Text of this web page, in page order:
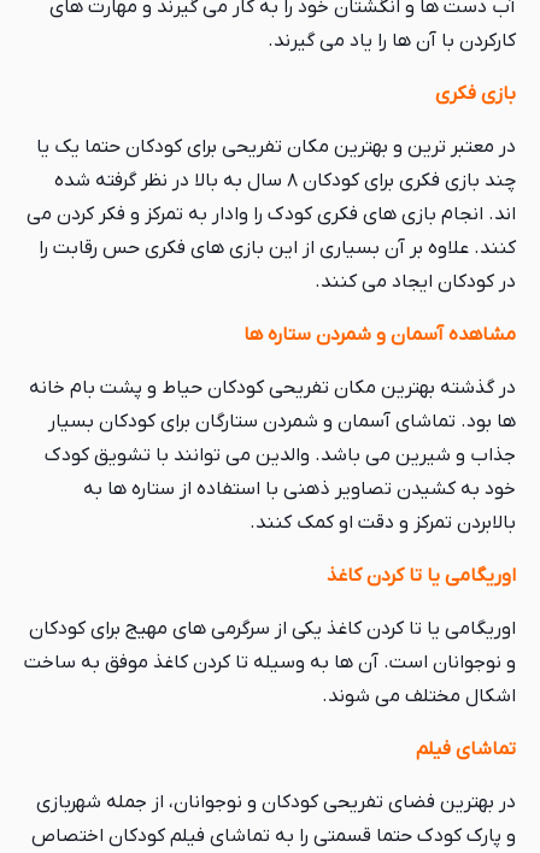
آب دست ها و انگشتان خود را به کار می گیرند و مهارت های
کارکردن با آن ها را یاد می گیرند.
بازی فکری
در معتبر ترین و بهترین مکان تفریحی برای کودکان حتما یک یا
چند بازی فکری برای کودکان ۸ سال به بالا در نظر گرفته شده
اند. انجام بازی های فکری کودک را وادار به تمرکز و فکر کردن می
کنند. علاوه بر آن بسیاری از این بازی های فکری حس رقابت را
در کودکان ایجاد می کنند.
مشاهده آسمان و شمردن ستاره ها
در گذشته بهترین مکان تفریحی کودکان حیاط و پشت بام خانه
ها بود. تماشای آسمان و شمردن ستارگان برای کودکان بسیار
جذاب و شیرین می باشد. والدین می توانند با تشویق کودک
خود به کشیدن تصاویر ذهنی با استفاده از ستاره ها به
بالابردن تمرکز و دقت او کمک کنند.
اوریگامی یا تا کردن کاغذ
اوریگامی یا تا کردن کاغذ یکی از سرگرمی های مهیج برای کودکان
و نوجوانان است. آن ها به وسیله تا کردن کاغذ موفق به ساخت
اشکال مختلف می شوند.
تماشای فیلم
در بهترین فضای تفریحی کودکان و نوجوانان، از جمله شهربازی
و پارک کودک حتما قسمتی را به تماشای فیلم کودکان اختصاص